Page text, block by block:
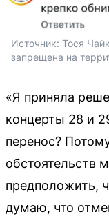
Источник: Тося
запрещена на
«Я приняла
концерты 28 и
перенос?
предположить,
думаю, что